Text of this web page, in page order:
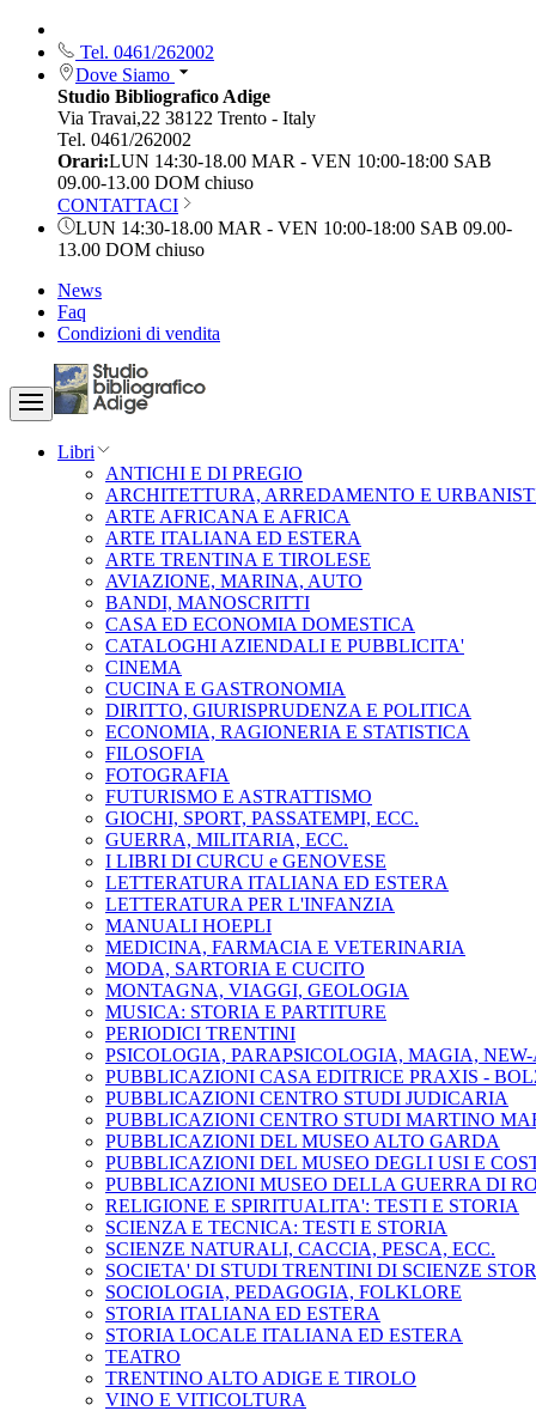
Tel. 0461/262002
Dove Siamo
Studio Bibliografico Adige
Via Travai,22 38122 Trento - Italy
Tel. 0461/262002
Orari:LUN 14:30-18.00 MAR - VEN 10:00-18:00 SAB
09.00-13.00 DOM chiuso
CONTATTACI
LUN 14:30-18.00 MAR - VEN 10:00-18:00 SAB 09.00-
13.00 DOM chiuso
News
Faq
Condizioni di vendita
Libri
ANTICHI E DI PREGIO
ARCHITETTURA, ARREDAMENTO E
ARTE AFRICANA E AFRICA
ARTE ITALIANA ED ESTERA
ARTE TRENTINA E TIROLESE
AVIAZIONE, MARINA, AUTO
BANDI, MANOSCRITTI
CASA ED ECONOMIA DOMESTICA
CATALOGHI AZIENDALI E PUBBLICITA'
CINEMA
CUCINA E GASTRONOMIA
DIRITTO, GIURISPRUDENZA E POLITICA
ECONOMIA, RAGIONERIA E STATISTICA
FILOSOFIA
FOTOGRAFIA
FUTURISMO E ASTRATTISMO
GIOCHI, SPORT, PASSATEMPI, ECC.
GUERRA, MILITARIA, ECC.
I LIBRI DI CURCU e GENOVESE
LETTERATURA ITALIANA ED ESTERA
LETTERATURA PER L'INFANZIA
MANUALI HOEPLI
MEDICINA, FARMACIA E VETERINARIA
MODA, SARTORIA E CUCITO
MONTAGNA, VIAGGI, GEOLOGIA
MUSICA: STORIA E PARTITURE
PERIODICI TRENTINI
PSICOLOGIA, PARAPSICOLOGIA, MAGIA,
PUBBLICAZIONI CASA EDITRICE PRAXIS -
PUBBLICAZIONI CENTRO STUDI JUDICARIA
PUBBLICAZIONI CENTRO STUDI MARTINO
PUBBLICAZIONI DEL MUSEO ALTO GARDA
PUBBLICAZIONI DEL MUSEO DEGLI USI E
PUBBLICAZIONI MUSEO DELLA GUERRA DI
RELIGIONE E SPIRITUALITA': TESTI E STORIA
SCIENZA E TECNICA: TESTI E STORIA
SCIENZE NATURALI, CACCIA, PESCA, ECC.
SOCIETA' DI STUDI TRENTINI DI SCIENZE
SOCIOLOGIA, PEDAGOGIA, FOLKLORE
STORIA ITALIANA ED ESTERA
STORIA LOCALE ITALIANA ED ESTERA
TEATRO
TRENTINO ALTO ADIGE E TIROLO
VINO E VITICOLTURA